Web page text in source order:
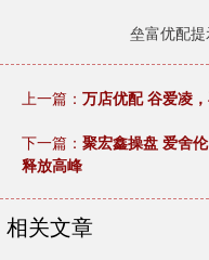
垒富优配提
上一篇： 万店优配 谷爱凌
下一篇： 聚宏鑫操盘 爱舍
释放高峰
相关文章